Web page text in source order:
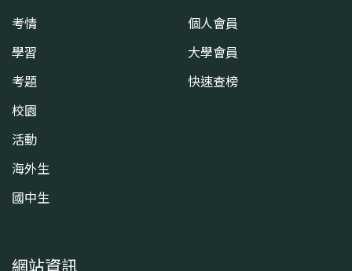
考情
學習
考題
校園
活動
海外生
國中生
個人會員
大學會員
快速查榜
網站資訊